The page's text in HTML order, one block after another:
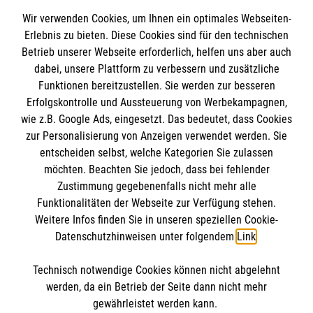
Presse
im Malteser Rettungsdienst und den
Einsatzdiensten der Malteser können Sie unter
gmb_mpg@malteser.orgkontaktieren.
Die Malteser
Malteser in Deutschland
Malteserorden
Malteser Jugend
Malteser International
Sharepoint
Spendenkonto
Empfänger: Malteser Hilfsdienst e.V.
Bank: Pax-Bank für Kirche und Caritas eG
IBAN: DE48370601201201209125
So finden Sie uns
Benzstraße 21 E
Telefon:05361 2728164
Email:info.wolfsburg@malteser.org
Soziale Netzwerke
Accordion 2
Wir verwenden Cookies, um Ihnen ein optimales Webseiten-
Erlebnis zu bieten. Diese Cookies sind für den technischen
Betrieb unserer Webseite erforderlich, helfen uns aber auch
dabei, unsere Plattform zu verbessern und zusätzliche
Funktionen bereitzustellen. Sie werden zur besseren
Erfolgskontrolle und Aussteuerung von Werbekampagnen,
wie z.B. Google Ads, eingesetzt. Das bedeutet, dass Cookies
zur Personalisierung von Anzeigen verwendet werden. Sie
entscheiden selbst, welche Kategorien Sie zulassen
möchten. Beachten Sie jedoch, dass bei fehlender
Zustimmung gegebenenfalls nicht mehr alle
Funktionalitäten der Webseite zur Verfügung stehen.
Weitere Infos finden Sie in unseren speziellen Cookie-
Datenschutzhinweisen unter folgendem Link.
Technisch notwendige Cookies können nicht abgelehnt
werden, da ein Betrieb der Seite dann nicht mehr
gewährleistet werden kann.